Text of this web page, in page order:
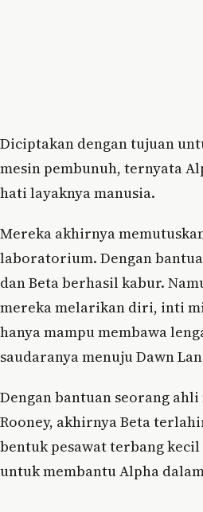
Diciptakan dengan tujuan
mesin pembunuh, ternyata
hati layaknya manusia.
Mereka akhirnya
laboratorium. Dengan
dan Beta berhasil kabur.
mereka melarikan diri, inti
hanya mampu membawa
saudaranya menuju Dawn
Dengan bantuan seorang
Rooney, akhirnya Beta
bentuk pesawat terbang
untuk membantu Alpha